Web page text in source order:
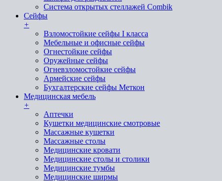
Система открытых стеллажей Combik
Сейфы
+
Взломостойкие сейфы I класса
Мебельные и офисные сейфы
Огнестойкие сейфы
Оружейные сейфы
Огневзломостойкие сейфы
Армейские сейфы
Бухгалтерские сейфы Меткон
Медицинская мебель
+
Аптечки
Кушетки медицинские смотровые
Массажные кушетки
Массажные столы
Медицинские кровати
Медицинские столы и столики
Медицинские тумбы
Медицинские ширмы